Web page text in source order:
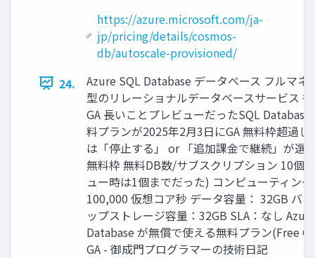
https://azure.microsoft.com/ja-
jp/pricing/details/cosmos-
db/autoscale-provisioned/
24.
Azure SQL Database データベース フルマネ
型のリレーショナルデータベースサービス
GA 長いことプレビューだったSQL Database
料プランが2025年2月3日にGA 無料枠超過し
は「停止する」 or 「追加課金で継続」が選
無料枠 無料DB数/サブスクリプション 10個(
ュー時は1個までだった) コンピューティン
100,000 仮想コア秒 データ容量： 32GB バ
ップストレージ容量：32GB SLA：なし
Database が無償で使える無料プラン(Free
GA - 御成門プログラマーの技術日記